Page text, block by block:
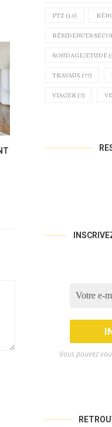
LE DPE COLLECTIF
PTZ (13)
RÉSIDENCES
SONDAGE/ETUDE
TRAVAUX (77)
VIAGER (7)
Vous pouvez